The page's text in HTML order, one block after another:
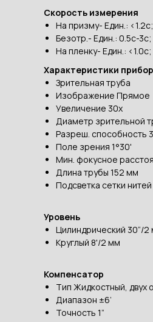
Скорость измерения
На призму- Един.:
Безотр.- Един.: 0.5с-
На пленку- Един.:
Характеристики
Зрительная труба
Изображение Прямое
Увеличение 30x
Диаметр зрительной
Разреш. способность
Поле зрения 1°30'
Мин. фокусное
Длина трубы 152 мм
Подсветка сетки
Уровень
Цилиндрический 30“/2
Круглый 8'/2 мм
Компенсатор
Тип Жидкостный, двух
Диапазон ±6’
Точность 1”